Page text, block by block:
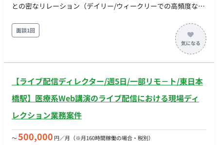
働き方：月80時間程度 PC：貸与品使用
との密なリレーション（デイリー/ウィークリーでの高頻度な折
的に提案・実行し続けること。 ■商材 女性向けデザインスクー
ル ■ 担当工程（業務範囲） ・アカウントプランニングおよびフ
ロント折衝全般（上流提案から日次の顧客対応まで一気通貫）
・具体的には、日次の数値報告・運用方針提案、週次の・シミ
例会議運営。 ・クリエイティブディレクション業務（訴求軸の
選定、構成案の作成、デザイナーへの発注・管理）。 ・Meta広
業」自体は、社内の専任コンサルタントが担当するため、プラ
ンナー自身は「顧客折衝とクリエイティブ戦略」に特化しま
す。 ■ チーム体制 フロント体制：本ポジションの担当プランナ
面談1回
【ライブ配信ディレクター/週5日/一部リモ－ト/東日本
橋駅】医療系Web講演のライブ配信における現場ディ
レクション業務案件
〜500,000 円／月 （※月160時間稼働の場合・税別）